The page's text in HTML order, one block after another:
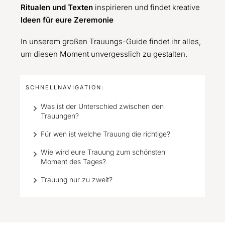
Ritualen und Texten inspirieren und findet kreative
Ideen für eure Zeremonie
In unserem großen Trauungs-Guide findet ihr alles,
um diesen Moment unvergesslich zu gestalten.
SCHNELLNAVIGATION:
Was ist der Unterschied zwischen den
Trauungen?
Für wen ist welche Trauung die richtige?
Wie wird eure Trauung zum schönsten
Moment des Tages?
Trauung nur zu zweit?